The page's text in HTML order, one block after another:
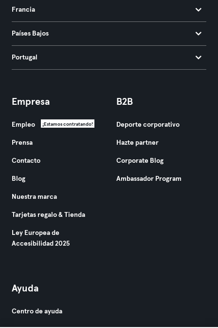
Francia
Países Bajos
Portugal
Empresa
Empleo ¡Estamos contratando!
Prensa
Contacto
Blog
Nuestra marca
Tarjetas regalo & Tienda
Ley Europea de
Accesibilidad 2025
B2B
Deporte corporativo
Hazte partner
Corporate Blog
Ambassador Program
Ayuda
Centro de ayuda